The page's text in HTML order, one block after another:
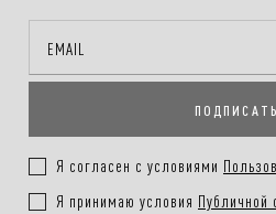
Онлайн-оплата на сайте, наличными
заказа
Покупателям.
Я согласен с условиями
Я принимаю условия Публичной